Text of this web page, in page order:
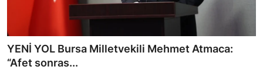
YENİ YOL Bursa Milletvekili Mehmet Atmaca:
“Afet sonras...